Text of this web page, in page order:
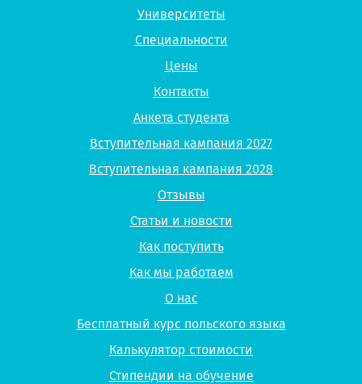
Университеты
Специальности
Цены
Контакты
Анкета студента
Вступительная кампания 2027
Вступительная кампания 2028
Отзывы
Статьи и новости
Как поступить
Как мы работаем
О нас
Бесплатный курс польского языка
Калькулятор стоимости
Стипендии на обучение